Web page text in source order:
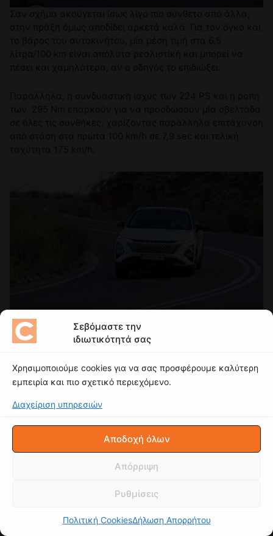
Σεβόμαστε την
ιδιωτικότητά σας
Χρησιμοποιούμε cookies για να σας προσφέρουμε καλύτερη
εμπειρία και πιο σχετικό περιεχόμενο.
Διαχείριση υπηρεσιών
Αποδοχή όλων
Απόρριψη
Ρυθμίσεις
Πολιτική CookiesΔήλωση Απορρήτου